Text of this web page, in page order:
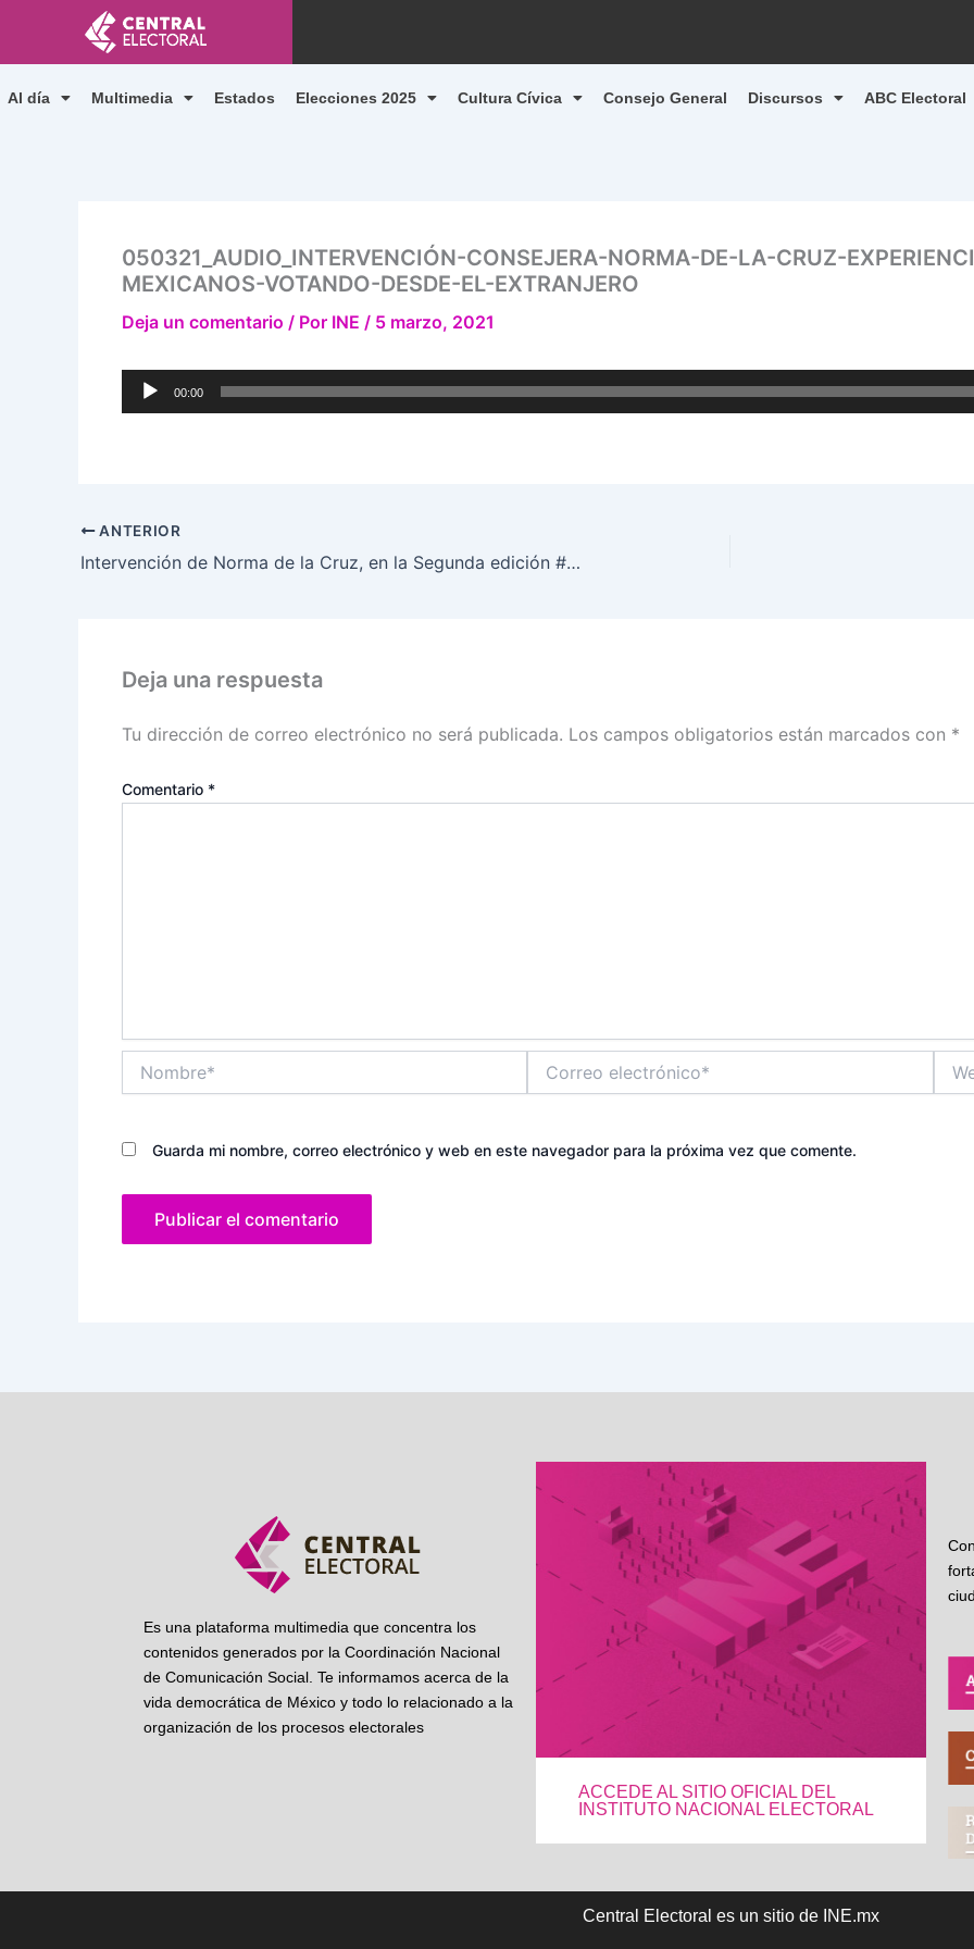
contenido
Al día Multimedia Estados Elecciones 2025 Cultura Cívica Consejo General Discursos ABC Electoral
050321_AUDIO_INTERVENCIÓN-CONSEJERA-NORMA-DE-LA-CRUZ-
MEXICANOS-VOTANDO-DESDE-EL-EXTRANJERO
Deja un comentario / Por INE / 5 marzo, 2021
Reproductor
de
00:00
ANTERIOR
Intervención de Norma de la Cruz, en la Segunda edición #INEIncluyente, con el tema la experiencia de mexicanas y mexicanos votando desde el extranjero
Deja una respuesta
Tu dirección de correo electrónico no será publicada. Los campos obligatorios están marcados con *
Comentario *
electrónico*
Guarda mi nombre, correo electrónico y web en este navegador para la próxima vez que comente.
Es una plataforma multimedia que concentra los
contenidos generados por la Coordinación Nacional
de Comunicación Social. Te informamos acerca de la
vida democrática de México y todo lo relacionado a la
organización de los procesos electorales
ACCEDE AL SITIO OFICIAL DEL
INSTITUTO NACIONAL ELECTORAL
Central Electoral es un sitio de INE.mx